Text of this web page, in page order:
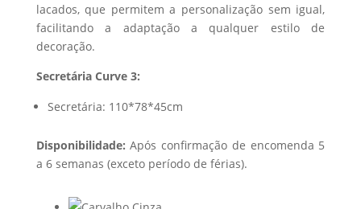
lacados, que permitem a personalização sem igual,
facilitando a adaptação a qualquer estilo de
decoração.
Secretária Curve 3:
Secretária: 110*78*45cm
Disponibilidade: Após confirmação de encomenda 5
a 6 semanas (exceto período de férias).